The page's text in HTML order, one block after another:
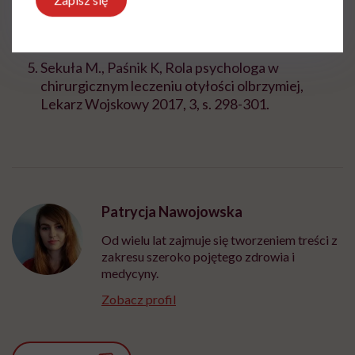
Postępy Biologii Komórki 2019, tom 46 nr 3, s.
Sekuła M., Paśnik K, Rola psychologa w
chirurgicznym leczeniu otyłości olbrzymiej,
Lekarz Wojskowy 2017, 3, s. 298-301.
Patrycja Nawojowska
Od wielu lat zajmuje się tworzeniem treści z
zakresu szeroko pojętego zdrowia i
medycyny.
Zobacz profil